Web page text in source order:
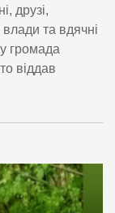
друзі,
та вдячні
громада
віддав